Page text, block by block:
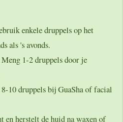
enkele druppels op het
als 's avonds.
1-2 druppels door je
10 druppels bij GuaSha of facial
en herstelt de huid na waxen of